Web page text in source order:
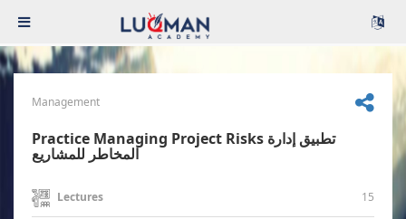
Management
Practice Managing Project Risks تطبيق إدارة
المخاطر للمشاريع
Lectures 15